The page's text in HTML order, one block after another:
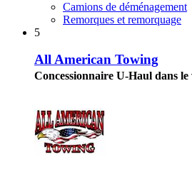
Camions de déménagement
Remorques et remorquage
5
All American Towing
Concessionnaire U-Haul dans le